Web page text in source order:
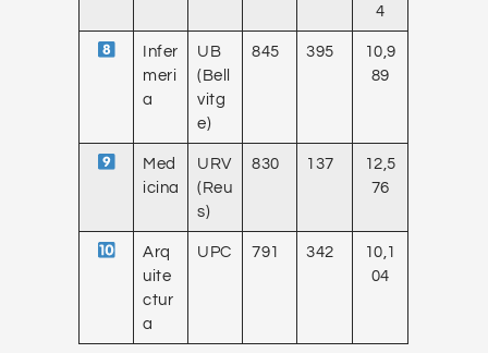
4
Infer
meri
a
UB
(Bell
vitg
e)
845 395
10,9
89
Med
icina
URV
(Reu
s)
830 137
12,5
76
Arq
uite
ctur
a
UPC 791 342
10,1
04